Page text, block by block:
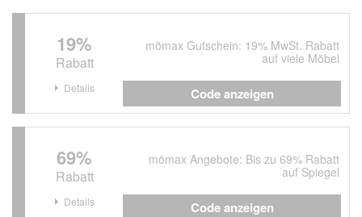
19%
Rabatt
mömax Gutschein: 19% MwSt. Rabatt
auf viele Möbel
Details Code anzeigen
69%
Rabatt
mömax Angebote: Bis zu 69% Rabatt
auf Spiegel
Details Code anzeigen